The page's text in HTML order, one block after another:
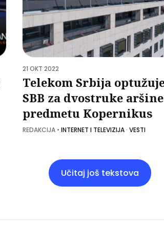
21 OKT 2022
Telekom Srbija
SBB za dvostruke
predmetu Kopernikus
REDAKCIJA •INTERNET I TELEVIZIJA·VESTI
Učitaj još tekstova